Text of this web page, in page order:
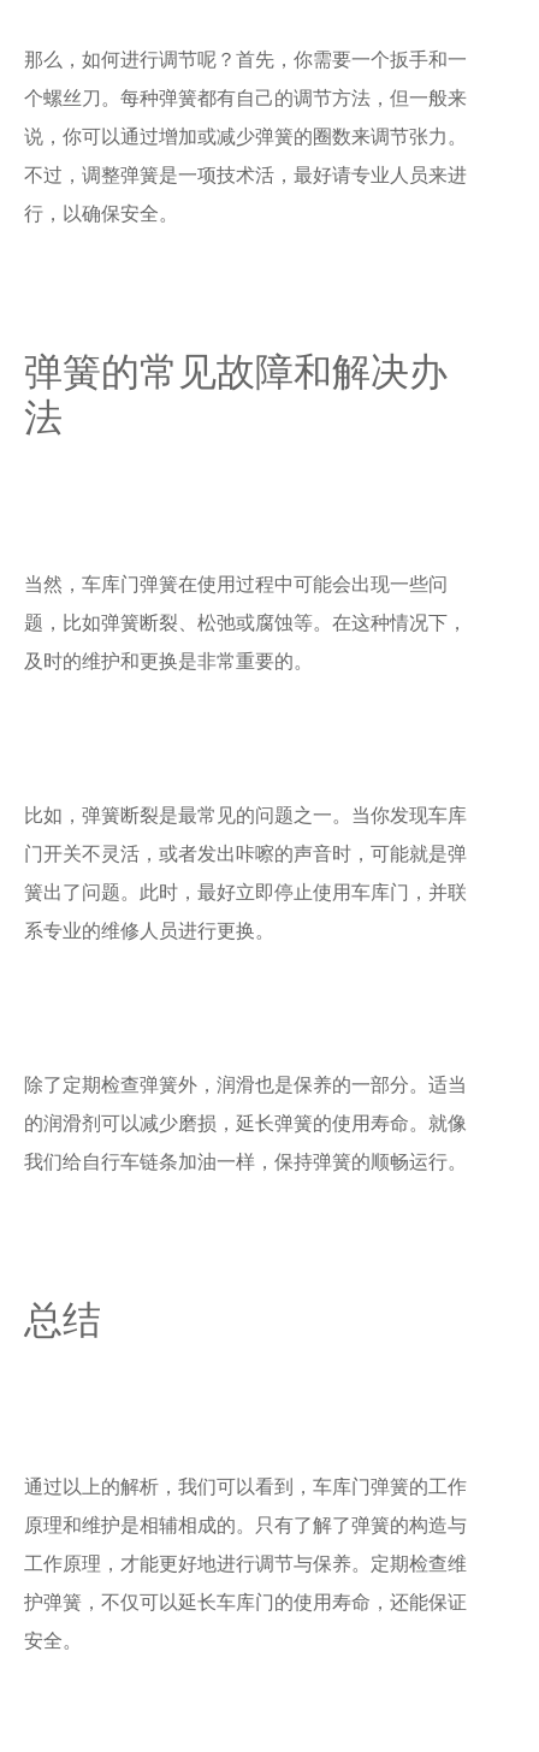
那么，如何进行调节呢？首先，你需要一个扳手和一
个螺丝刀。每种弹簧都有自己的调节方法，但一般来
说，你可以通过增加或减少弹簧的圈数来调节张力。
不过，调整弹簧是一项技术活，最好请专业人员来进
行，以确保安全。
弹簧的常见故障和解决办
法
当然，车库门弹簧在使用过程中可能会出现一些问
题，比如弹簧断裂、松弛或腐蚀等。在这种情况下，
及时的维护和更换是非常重要的。
比如，弹簧断裂是最常见的问题之一。当你发现车库
门开关不灵活，或者发出咔嚓的声音时，可能就是弹
簧出了问题。此时，最好立即停止使用车库门，并联
系专业的维修人员进行更换。
除了定期检查弹簧外，润滑也是保养的一部分。适当
的润滑剂可以减少磨损，延长弹簧的使用寿命。就像
我们给自行车链条加油一样，保持弹簧的顺畅运行。
总结
通过以上的解析，我们可以看到，车库门弹簧的工作
原理和维护是相辅相成的。只有了解了弹簧的构造与
工作原理，才能更好地进行调节与保养。定期检查维
护弹簧，不仅可以延长车库门的使用寿命，还能保证
安全。